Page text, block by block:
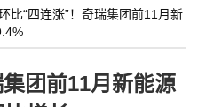
比“四连涨”！奇瑞集团前11月新
团前11月新能源